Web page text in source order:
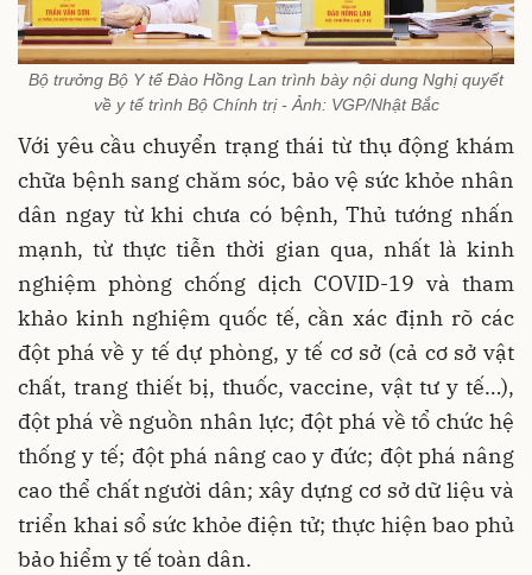
Bộ trưởng Bộ Y tế Đào Hồng Lan trình bày nội dung Nghị quyết
về y tế trình Bộ Chính trị - Ảnh: VGP/Nhật Bắc
Với yêu cầu chuyển trạng thái từ thụ động khám
chữa bệnh sang chăm sóc, bảo vệ sức khỏe nhân
dân ngay từ khi chưa có bệnh, Thủ tướng nhấn
mạnh, từ thực tiễn thời gian qua, nhất là kinh
nghiệm phòng chống dịch COVID-19 và tham
khảo kinh nghiệm quốc tế, cần xác định rõ các
đột phá về y tế dự phòng, y tế cơ sở (cả cơ sở vật
chất, trang thiết bị, thuốc, vaccine, vật tư y tế…),
đột phá về nguồn nhân lực; đột phá về tổ chức hệ
thống y tế; đột phá nâng cao y đức; đột phá nâng
cao thể chất người dân; xây dựng cơ sở dữ liệu và
triển khai sổ sức khỏe điện tử; thực hiện bao phủ
bảo hiểm y tế toàn dân.